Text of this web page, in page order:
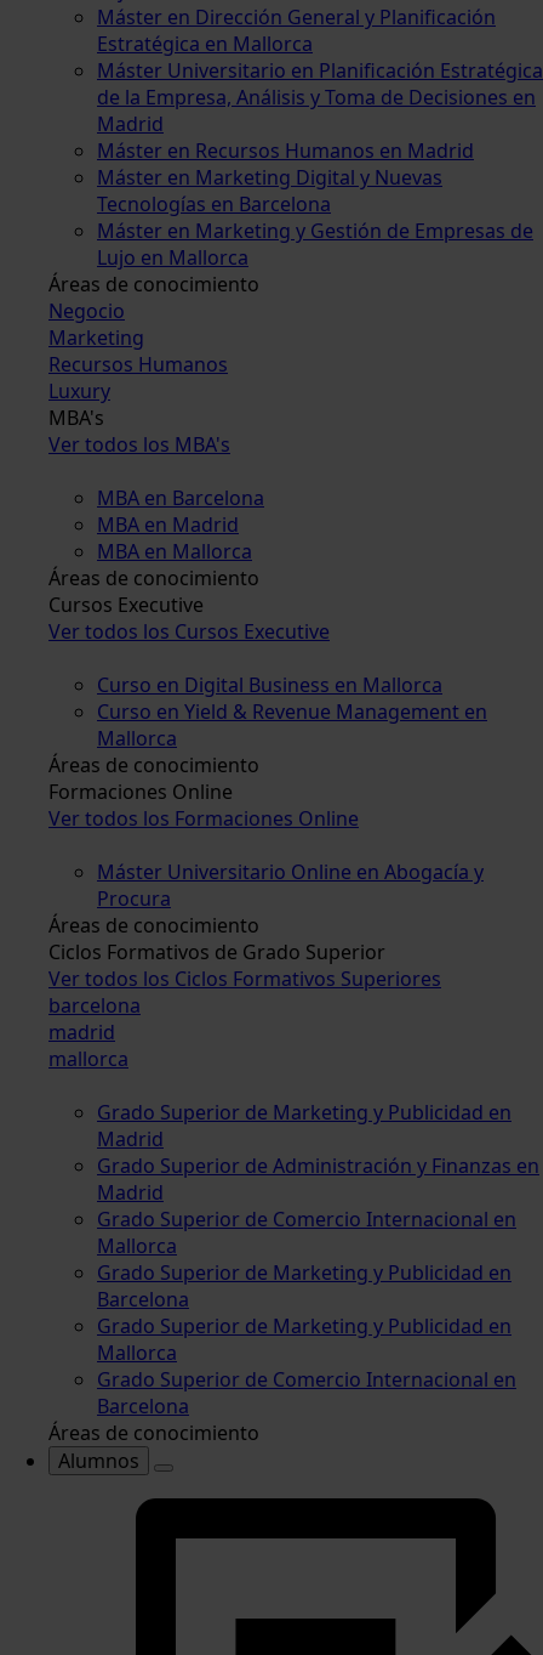
Máster en Dirección General y Planificación
Estratégica en Mallorca
Máster Universitario en Planificación Estratégica
de la Empresa, Análisis y Toma de Decisiones en
Madrid
Máster en Recursos Humanos en Madrid
Máster en Marketing Digital y Nuevas
Tecnologías en Barcelona
Máster en Marketing y Gestión de Empresas de
Lujo en Mallorca
Áreas de conocimiento
Negocio
Marketing
Recursos Humanos
Luxury
MBA's
Ver todos los MBA's
MBA en Barcelona
MBA en Madrid
MBA en Mallorca
Áreas de conocimiento
Cursos Executive
Ver todos los Cursos Executive
Curso en Digital Business en Mallorca
Curso en Yield & Revenue Management en
Mallorca
Áreas de conocimiento
Formaciones Online
Ver todos los Formaciones Online
Máster Universitario Online en Abogacía y
Procura
Áreas de conocimiento
Ciclos Formativos de Grado Superior
Ver todos los Ciclos Formativos Superiores
barcelona
madrid
mallorca
Grado Superior de Marketing y Publicidad en
Madrid
Grado Superior de Administración y Finanzas en
Madrid
Grado Superior de Comercio Internacional en
Mallorca
Grado Superior de Marketing y Publicidad en
Barcelona
Grado Superior de Marketing y Publicidad en
Mallorca
Grado Superior de Comercio Internacional en
Barcelona
Áreas de conocimiento
Alumnos